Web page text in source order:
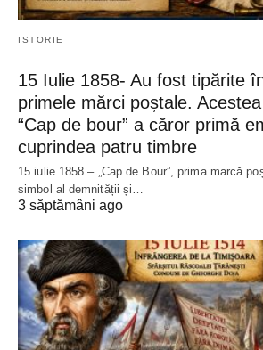
ISTORIE
15 Iulie 1858- Au fost tipărite
primele mărci poștale.
“Cap de bour” a căror primă
cuprindea patru timbre
15 iulie 1858 – „Cap de Bour”, prima marcă
simbol al demnității și…
3 săptămâni ago